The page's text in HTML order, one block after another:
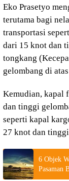
Eko Prasetyo
terutama bagi
transportasi
dari 15 knot dan
tongkang
gelombang di
Kemudian, kapal
dan tinggi
seperti kapal
27 knot dan
6 Objek
Pasaman